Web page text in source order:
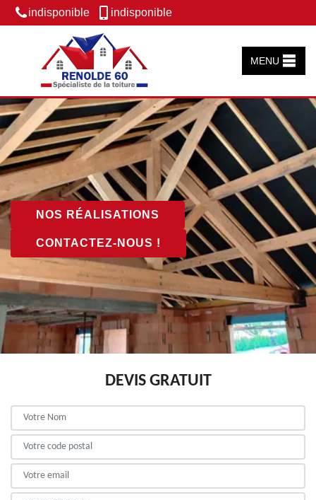
indisponible indisponible
MENU
NOS RÉALISATIONS
CONTACTEZ-NOUS !
DEVIS GRATUIT